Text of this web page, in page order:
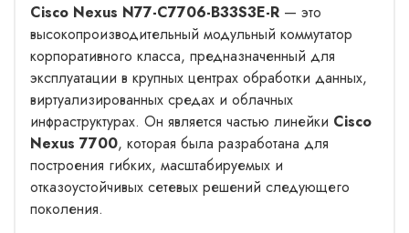
Cisco Nexus N77-C7706-B33S3E-R — это
высокопроизводительный модульный коммутатор
корпоративного класса, предназначенный для
эксплуатации в крупных центрах обработки данных,
виртуализированных средах и облачных
инфраструктурах. Он является частью линейки Cisco
Nexus 7700, которая была разработана для
построения гибких, масштабируемых и
отказоустойчивых сетевых решений следующего
поколения.